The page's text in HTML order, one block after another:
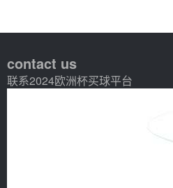
contact us
联系2024欧洲杯买球平台